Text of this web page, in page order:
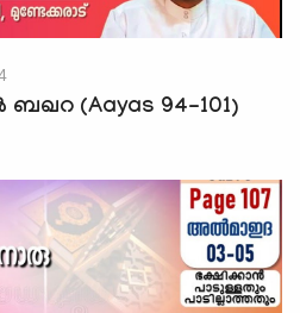
(Aayas 94-101)